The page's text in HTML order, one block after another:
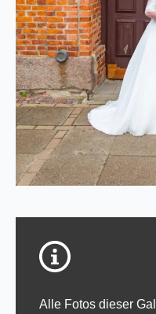
Alle Fotos dieser